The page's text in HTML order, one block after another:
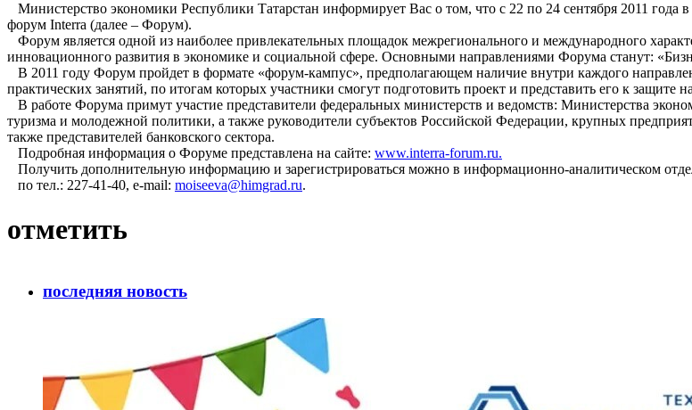
Министерство экономики Республики Татарстан информирует Вас о том, что с 22 по 24 сентября 2011
форум Interra (далее – Форум).
Форум является одной из наиболее привлекательных площадок межрегионального и международного
инновационного развития в экономике и социальной сфере. Основными направлениями Форума станут:
В 2011 году Форум пройдет в формате «форум-кампус», предполагающем наличие внутри каждого
практических занятий, по итогам которых участники смогут подготовить проект и представить его к
В работе Форума примут участие представители федеральных министерств и ведомств: Министерства
туризма и молодежной политики, а также руководители субъектов Российской Федерации, крупных
также представителей банковского сектора.
Подробная информация о Форуме представлена на сайте: www.interra-forum.ru.
Получить дополнительную информацию и зарегистрироваться можно в информационно-аналитическом
по тел.: 227-41-40, e-mail: moiseeva@himgrad.ru.
отметить
последняя новость